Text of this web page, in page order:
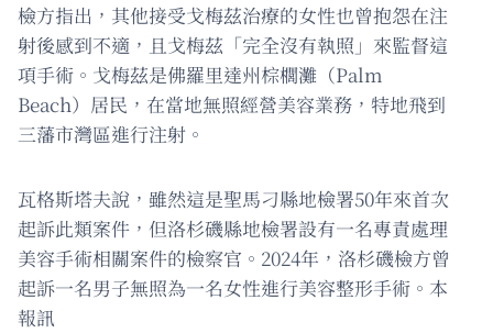
檢方指出，其他接受戈梅茲治療的女性也曾抱怨在注
射後感到不適，且戈梅茲「完全沒有執照」來監督這
項手術。戈梅茲是佛羅里達州棕櫚灘（Palm
Beach）居民，在當地無照經營美容業務，特地飛到
三藩市灣區進行注射。
瓦格斯塔夫說，雖然這是聖馬刁縣地檢署50年來首次
起訴此類案件，但洛杉磯縣地檢署設有一名專責處理
美容手術相關案件的檢察官。2024年，洛杉磯檢方曾
起訴一名男子無照為一名女性進行美容整形手術。本
報訊